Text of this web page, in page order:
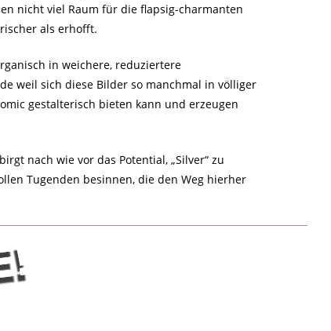
nicht viel Raum für die flapsig-charmanten
als erhofft.
in weichere, reduziertere
weil sich diese Bilder so manchmal in völliger
gestalterisch bieten kann und erzeugen
nach wie vor das Potential, „Silver“ zu
Tugenden besinnen, die den Weg hierher